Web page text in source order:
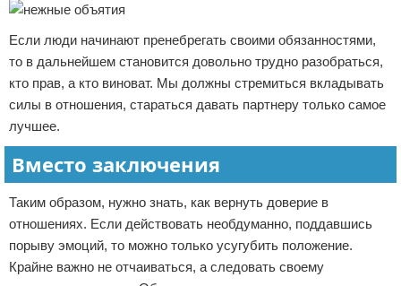
Если люди начинают пренебрегать своими обязанностями,
то в дальнейшем становится довольно трудно разобраться,
кто прав, а кто виноват. Мы должны стремиться вкладывать
силы в отношения, стараться давать партнеру только самое
лучшее.
Вместо заключения
Таким образом, нужно знать, как вернуть доверие в
отношениях. Если действовать необдуманно, поддавшись
порыву эмоций, то можно только усугубить положение.
Крайне важно не отчаиваться, а следовать своему